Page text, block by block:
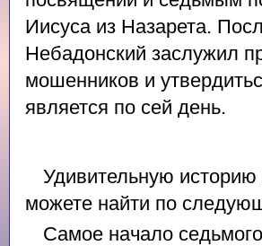
Иисуса из Назарета.
Небадонский заслужил
мошенников и
является по сей день.
Удивительную
можете найти по
Самое начало